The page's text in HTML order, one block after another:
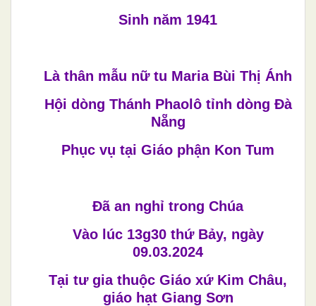
Sinh năm 1941
Là thân mẫu nữ tu Maria Bùi Thị Ánh
Hội dòng Thánh Phaolô tỉnh dòng Đà
Nẵng
Phục vụ tại Giáo phận Kon Tum
Đã an nghỉ trong Chúa
Vào lúc 13g30 thứ Bảy, ngày
09.03.2024
Tại tư gia thuộc Giáo xứ Kim Châu,
giáo hạt Giang Sơn